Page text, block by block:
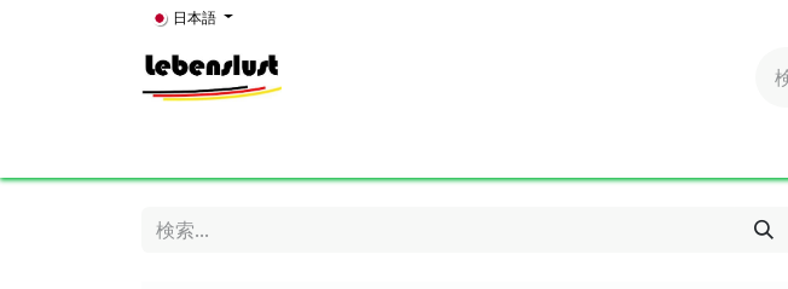
コンテンツへスキップ日本語